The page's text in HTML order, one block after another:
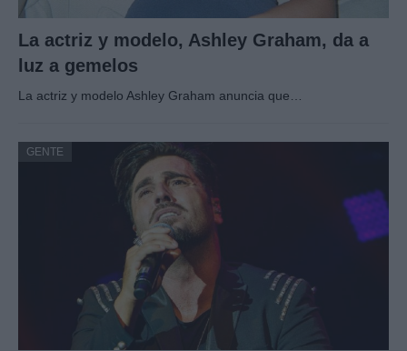
La actriz y modelo, Ashley Graham, da a
luz a gemelos
La actriz y modelo Ashley Graham anuncia que…
GENTE